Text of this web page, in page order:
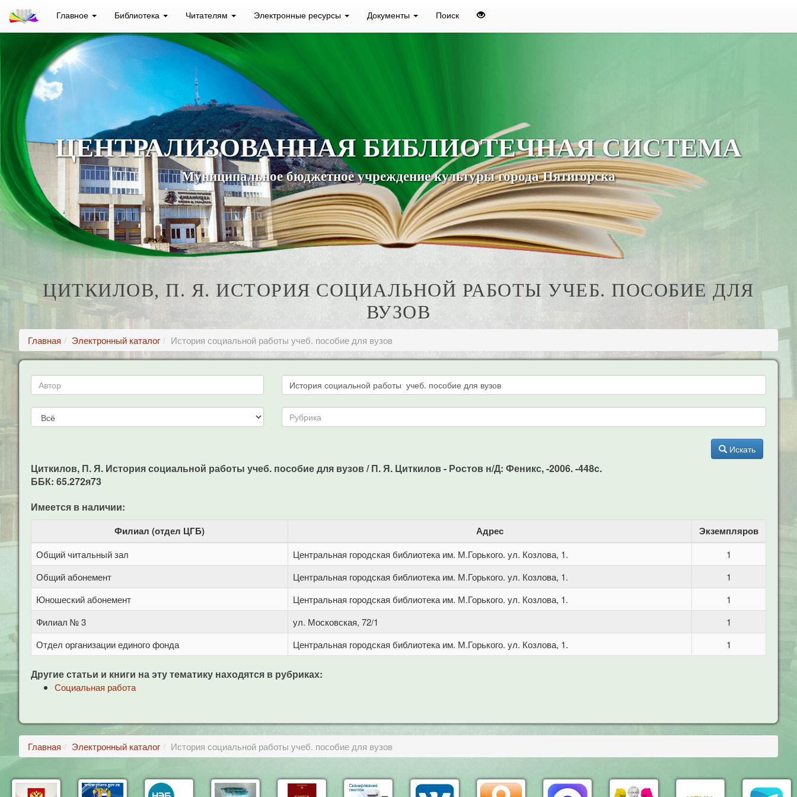
Главное Библиотека Читателям Электронные ресурсы Документы Поиск
ЦЕНТРАЛИЗОВАННАЯ БИБЛИОТЕЧНАЯ СИСТЕМА
Муниципальное бюджетное учреждение культуры города Пятигорска
ЦИТКИЛОВ, П. Я. ИСТОРИЯ СОЦИАЛЬНОЙ РАБОТЫ УЧЕБ. ПОСОБИЕ ДЛЯ
ВУЗОВ
Главная Электронный каталог История социальной работы учеб. пособие для вузов
Искать
Циткилов, П. Я. История социальной работы учеб. пособие для вузов / П. Я. Циткилов - Ростов н/Д: Феникс, -2006. -448c.
ББК: 65.272я73
Имеется в наличии:
Филиал (отдел ЦГБ) Адрес Экземпляров
Общий читальный зал Центральная городская библиотека им. М.Горького. ул. Козлова, 1.
1
Общий абонемент
Центральная городская библиотека им. М.Горького. ул. Козлова, 1.
1
Юношеский абонемент
Центральная городская библиотека им. М.Горького. ул. Козлова, 1.
1
Филиал № 3
ул. Московская, 72/1
1
Отдел организации единого фонда
Центральная городская библиотека им. М.Горького. ул. Козлова, 1. 1
Другие статьи и книги на эту тематику находятся в рубриках:
Социальная работа
Главная Электронный каталог История социальной работы учеб. пособие для вузов